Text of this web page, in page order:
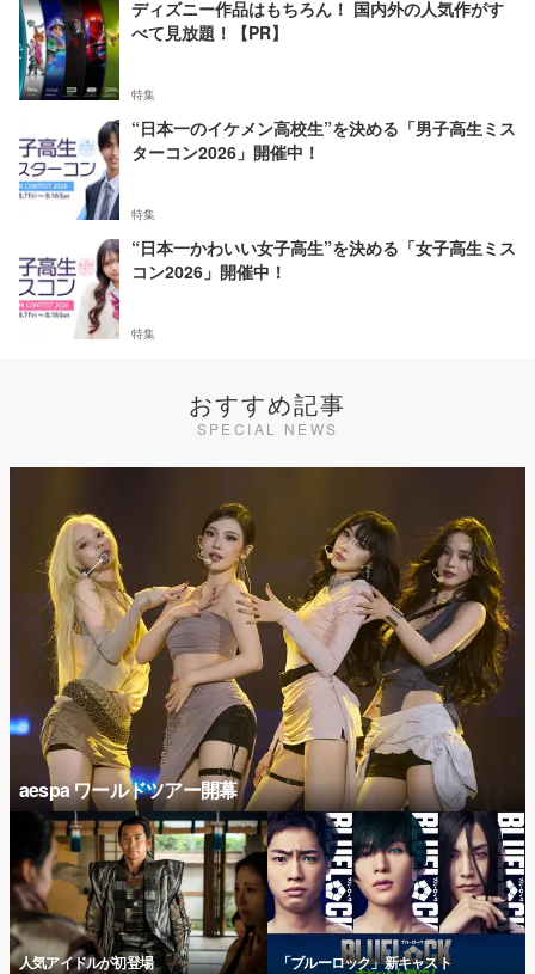
ディズニー作品はもちろん！ 国内外の人気作がす
べて見放題！【PR】
特集
“日本一のイケメン高校生”を決める「男子高生ミス
ターコン2026」開催中！
特集
“日本一かわいい女子高生”を決める「女子高生ミス
コン2026」開催中！
特集
おすすめ記事
SPECIAL NEWS
aespa ワールドツアー開幕
人気アイドルが初登場 「ブルーロック」新キャスト